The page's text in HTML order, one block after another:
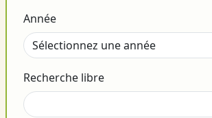
Année
Recherche libre